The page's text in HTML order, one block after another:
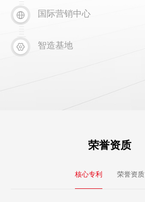
国际营销中心
智造基地
荣誉资质
核心专利 荣誉资质